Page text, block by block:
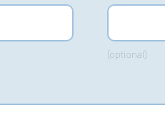
(optional)